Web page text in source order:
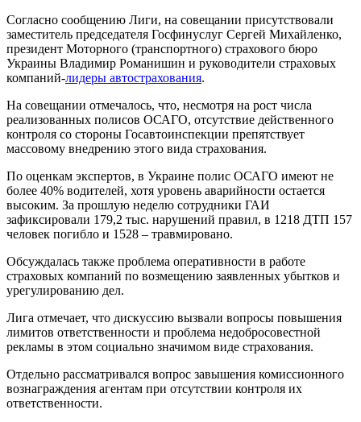
Согласно сообщению Лиги, на совещании присутствовали
заместитель председателя Госфинуслуг Сергей Михайленко,
президент Моторного (транспортного) страхового бюро
Украины Владимир Романишин и руководители страховых
компаний-лидеры автострахования.
На совещании отмечалось, что, несмотря на рост числа
реализованных полисов ОСАГО, отсутствие действенного
контроля со стороны Госавтоинспекции препятствует
массовому внедрению этого вида страхования.
По оценкам экспертов, в Украине полис ОСАГО имеют не
более 40% водителей, хотя уровень аварийности остается
высоким. За прошлую неделю сотрудники ГАИ
зафиксировали 179,2 тыс. нарушений правил, в 1218 ДТП 157
человек погибло и 1528 – травмировано.
Обсуждалась также проблема оперативности в работе
страховых компаний по возмещению заявленных убытков и
урегулированию дел.
Лига отмечает, что дискуссию вызвали вопросы повышения
лимитов ответственности и проблема недобросовестной
рекламы в этом социально значимом виде страхования.
Отдельно рассматривался вопрос завышения комиссионного
вознаграждения агентам при отсутствии контроля их
ответственности.